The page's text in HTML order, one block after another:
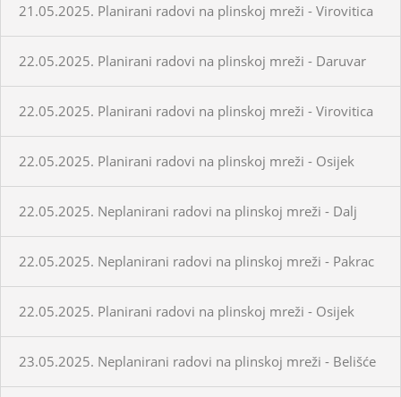
21.05.2025. Planirani radovi na plinskoj mreži - Virovitica
22.05.2025. Planirani radovi na plinskoj mreži - Daruvar
22.05.2025. Planirani radovi na plinskoj mreži - Virovitica
22.05.2025. Planirani radovi na plinskoj mreži - Osijek
22.05.2025. Neplanirani radovi na plinskoj mreži - Dalj
22.05.2025. Neplanirani radovi na plinskoj mreži - Pakrac
22.05.2025. Planirani radovi na plinskoj mreži - Osijek
23.05.2025. Neplanirani radovi na plinskoj mreži - Belišće